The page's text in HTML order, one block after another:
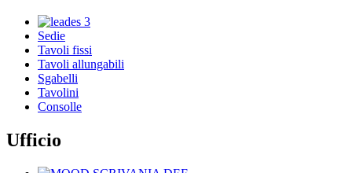
Sedie
Tavoli fissi
Tavoli allungabili
Sgabelli
Tavolini
Consolle
Ufficio